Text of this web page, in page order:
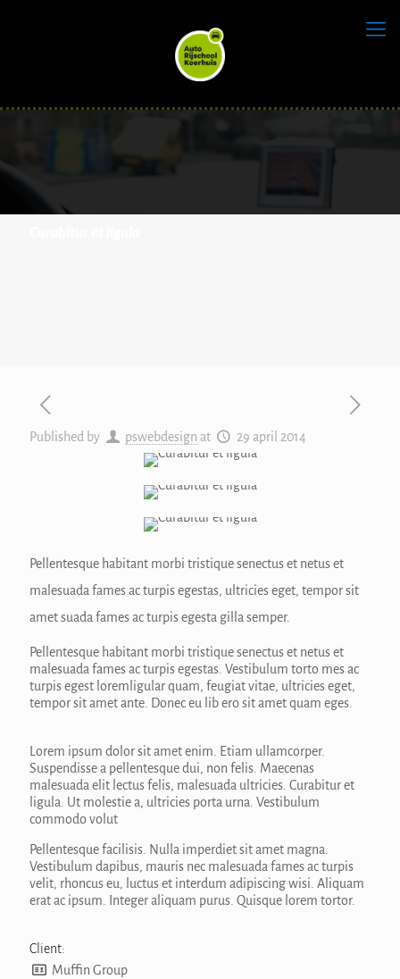
Published by pswebdesign at 29 april 2014
Pellentesque habitant morbi tristique senectus et netus et
malesuada fames ac turpis egestas, ultricies eget, tempor sit
amet suada fames ac turpis egesta gilla semper.
Pellentesque habitant morbi tristique senectus et netus et
malesuada fames ac turpis egestas. Vestibulum torto mes ac
turpis egest loremligular quam, feugiat vitae, ultricies eget,
tempor sit amet ante. Donec eu lib ero sit amet quam eges.
Lorem ipsum dolor sit amet enim. Etiam ullamcorper.
Suspendisse a pellentesque dui, non felis. Maecenas
malesuada elit lectus felis, malesuada ultricies. Curabitur et
ligula. Ut molestie a, ultricies porta urna. Vestibulum
commodo volut
Pellentesque facilisis. Nulla imperdiet sit amet magna.
Vestibulum dapibus, mauris nec malesuada fames ac turpis
velit, rhoncus eu, luctus et interdum adipiscing wisi. Aliquam
erat ac ipsum. Integer aliquam purus. Quisque lorem tortor.
Client:
Muffin Group